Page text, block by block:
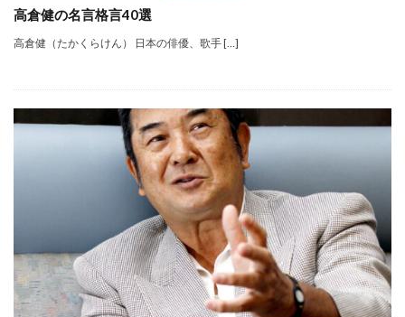
高倉健の名言格言40選
高倉健（たかくらけん） 日本の俳優、歌手 […]